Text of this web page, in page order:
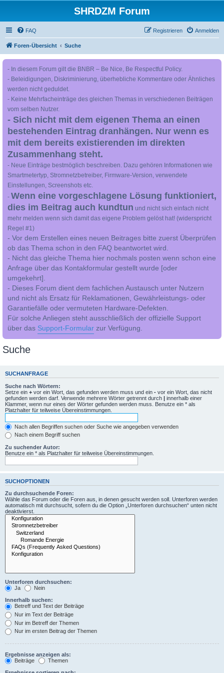
SHRDZM Forum
FAQ Anmelden
Registrieren
Foren-Übersicht Suche
- In diesem Forum gilt die BNBR – Be Nice, Be Respectful Policy.
- Beleidigungen, Diskriminierung, überhebliche Kommentare oder Ähnliches
werden nicht geduldet.
- Keine Mehrfacheinträge des gleichen Themas in verschiedenen Beiträgen
vom selben Nutzer.
- Sich nicht mit dem eigenen Thema an einen
bestehenden Eintrag dranhängen. Nur wenn es
mit dem bereits existierenden im direkten
Zusammenhang steht.
- Neue Einträge bestmöglich beschreiben. Dazu gehören Informationen wie
Smartmetertyp, Stromnetzbetreiber, Firmware-Version, verwendete
Einstellungen, Screenshots etc.
- Wenn eine vorgeschlagene Lösung funktioniert,
dies im Beitrag auch kundtun und nicht sich einfach nicht
mehr melden wenn sich damit das eigene Problem gelöst hat! (widerspricht
Regel #1)
- Vor dem Erstellen eines neuen Beitrages bitte zuerst Überprüfen
ob das Thema schon in den FAQ beantwortet wird.
- Nicht das gleiche Thema hier nochmals posten wenn schon eine
Anfrage über das Kontakformular gestellt wurde [oder
umgekehrt].
- Dieses Forum dient dem fachlichen Austausch unter Nutzern
und nicht als Ersatz für Reklamationen, Gewährleistungs- oder
Garantiefälle oder vermuteten Hardware-Defekten.
Für solche Anliegen steht ausschließlich der offizielle Support
über das Support-Formular zur Verfügung.
Suche
SUCHANFRAGE
Suche nach Wörtern:
Setze ein + vor ein Wort, das gefunden werden muss und ein - vor ein Wort, das nicht
gefunden werden darf. Verwende mehrere Wörter getrennt durch | innerhalb einer
Klammer, wenn nur eines der Wörter gefunden werden muss. Benutze ein * als
Platzhalter für teilweise Übereinstimmungen.
Nach allen Begriffen suchen oder Suche wie angegeben verwenden
Nach einem Begriff suchen
Zu suchender Autor:
Benutze ein * als Platzhalter für teilweise Übereinstimmungen.
SUCHOPTIONEN
Zu durchsuchende Foren:
Wähle das Forum oder die Foren aus, in denen gesucht werden soll. Unterforen werden
automatisch mit durchsucht, sofern du die Option „Unterforen durchsuchen“ unten nicht
deaktivierst.
Unterforen durchsuchen:
Ja
Nein
Innerhalb suchen:
Betreff und Text der Beiträge
Nur im Text der Beiträge
Nur im Betreff der Themen
Nur im ersten Beitrag der Themen
Ergebnisse anzeigen als:
Beiträge
Themen